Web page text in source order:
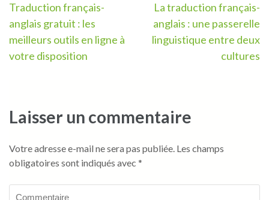
Navigation
de
l’article
Traduction français-
anglais gratuit : les
meilleurs outils en ligne à
votre disposition
La traduction français-
anglais : une passerelle
linguistique entre deux
cultures
Laisser un commentaire
Votre adresse e-mail ne sera pas publiée. Les champs
obligatoires sont indiqués avec *